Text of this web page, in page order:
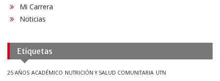
Mi Carrera
Noticias
Etiquetas
25 AÑOS ACADÉMICO NUTRICIÓN Y SALUD COMUNITARIA UTN